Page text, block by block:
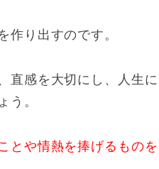
作り出すのです。
直感を大切にし、人生に
う。
とや情熱を捧げるものを